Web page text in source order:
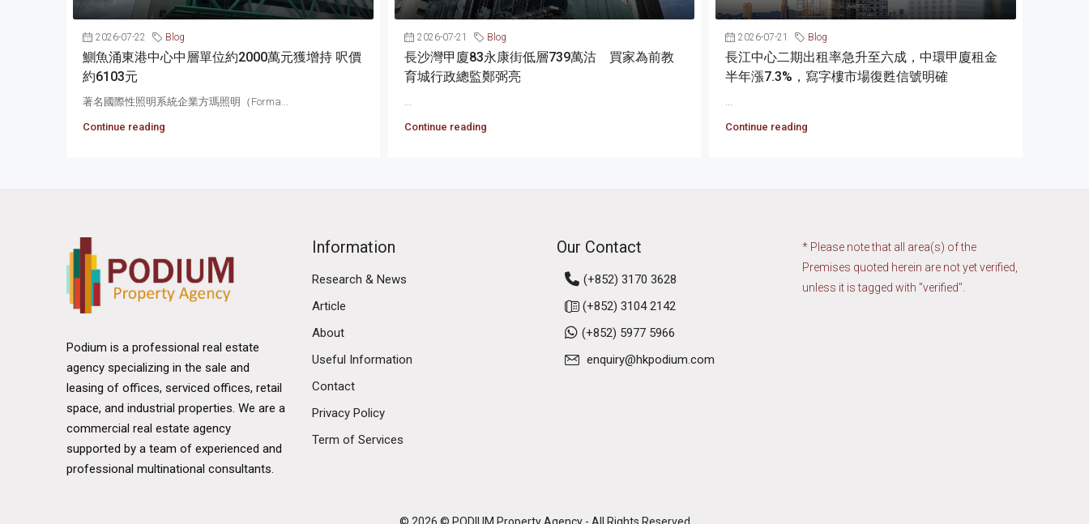
2026-07-22 Blog
鰂魚涌東港中心中層單位約2000萬元獲增持 呎價
約6103元
著名國際性照明系統企業方瑪照明（Forma...
Continue reading
2026-07-21 Blog
長沙灣甲廈83永康街低層739萬沽 買家為前教
育城行政總監鄭弼亮
Continue reading
2026-07-21 Blog
長江中心二期出租率急升至六成，中環甲廈租金
半年漲7.3%，寫字樓市場復甦信號明確
Continue reading
Podium is a professional real estate
agency specializing in the sale and
leasing of offices, serviced offices, retail
space, and industrial properties. We are a
commercial real estate agency
supported by a team of experienced and
professional multinational consultants.
Information
Research & News
Article
About
Useful Information
Contact
Privacy Policy
Term of Services
Our Contact
(+852) 3170 3628
(+852) 3104 2142
(+852) 5977 5966
enquiry@hkpodium.com
* Please note that all area(s) of the
Premises quoted herein are not yet verified,
unless it is tagged with "verified".